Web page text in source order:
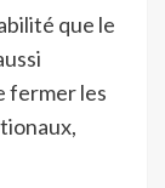
que le
fermer les